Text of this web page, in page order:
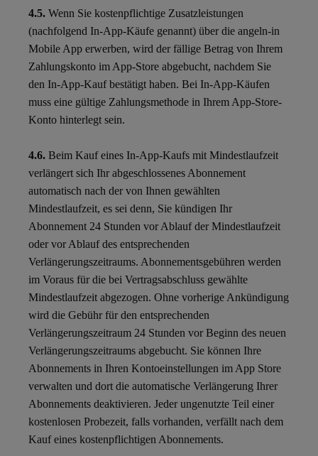
4.5. Wenn Sie kostenpflichtige Zusatzleistungen
(nachfolgend In-App-Käufe genannt) über die angeln-in
Mobile App erwerben, wird der fällige Betrag von Ihrem
Zahlungskonto im App-Store abgebucht, nachdem Sie
den In-App-Kauf bestätigt haben. Bei In-App-Käufen
muss eine gültige Zahlungsmethode in Ihrem App-Store-
Konto hinterlegt sein.
4.6. Beim Kauf eines In-App-Kaufs mit Mindestlaufzeit
verlängert sich Ihr abgeschlossenes Abonnement
automatisch nach der von Ihnen gewählten
Mindestlaufzeit, es sei denn, Sie kündigen Ihr
Abonnement 24 Stunden vor Ablauf der Mindestlaufzeit
oder vor Ablauf des entsprechenden
Verlängerungszeitraums. Abonnementsgebühren werden
im Voraus für die bei Vertragsabschluss gewählte
Mindestlaufzeit abgezogen. Ohne vorherige Ankündigung
wird die Gebühr für den entsprechenden
Verlängerungszeitraum 24 Stunden vor Beginn des neuen
Verlängerungszeitraums abgebucht. Sie können Ihre
Abonnements in Ihren Kontoeinstellungen im App Store
verwalten und dort die automatische Verlängerung Ihrer
Abonnements deaktivieren. Jeder ungenutzte Teil einer
kostenlosen Probezeit, falls vorhanden, verfällt nach dem
Kauf eines kostenpflichtigen Abonnements.